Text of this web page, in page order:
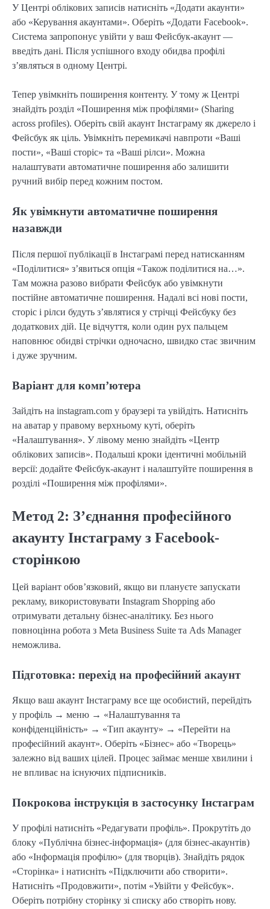
У Центрі облікових записів натисніть «Додати акаунти»
або «Керування акаунтами». Оберіть «Додати Facebook».
Система запропонує увійти у ваш Фейсбук-акаунт —
введіть дані. Після успішного входу обидва профілі
з’являться в одному Центрі.
Тепер увімкніть поширення контенту. У тому ж Центрі
знайдіть розділ «Поширення між профілями» (Sharing
across profiles). Оберіть свій акаунт Інстаграму як джерело і
Фейсбук як ціль. Увімкніть перемикачі навпроти «Ваші
пости», «Ваші сторіс» та «Ваші рілси». Можна
налаштувати автоматичне поширення або залишити
ручний вибір перед кожним постом.
Як увімкнути автоматичне поширення
назавжди
Після першої публікації в Інстаграмі перед натисканням
«Поділитися» з’явиться опція «Також поділитися на…».
Там можна разово вибрати Фейсбук або увімкнути
постійне автоматичне поширення. Надалі всі нові пости,
сторіс і рілси будуть з’являтися у стрічці Фейсбуку без
додаткових дій. Це відчуття, коли один рух пальцем
наповнює обидві стрічки одночасно, швидко стає звичним
і дуже зручним.
Варіант для комп’ютера
Зайдіть на instagram.com у браузері та увійдіть. Натисніть
на аватар у правому верхньому куті, оберіть
«Налаштування». У лівому меню знайдіть «Центр
облікових записів». Подальші кроки ідентичні мобільній
версії: додайте Фейсбук-акаунт і налаштуйте поширення в
розділі «Поширення між профілями».
Метод 2: З’єднання професійного
акаунту Інстаграму з Facebook-
сторінкою
Цей варіант обов’язковий, якщо ви плануєте запускати
рекламу, використовувати Instagram Shopping або
отримувати детальну бізнес-аналітику. Без нього
повноцінна робота з Meta Business Suite та Ads Manager
неможлива.
Підготовка: перехід на професійний акаунт
Якщо ваш акаунт Інстаграму все ще особистий, перейдіть
у профіль → меню → «Налаштування та
конфіденційність» → «Тип акаунту» → «Перейти на
професійний акаунт». Оберіть «Бізнес» або «Творець»
залежно від ваших цілей. Процес займає менше хвилини і
не впливає на існуючих підписників.
Покрокова інструкція в застосунку Інстаграм
У профілі натисніть «Редагувати профіль». Прокрутіть до
блоку «Публічна бізнес-інформація» (для бізнес-акаунтів)
або «Інформація профілю» (для творців). Знайдіть рядок
«Сторінка» і натисніть «Підключити або створити».
Натисніть «Продовжити», потім «Увійти у Фейсбук».
Оберіть потрібну сторінку зі списку або створіть нову.